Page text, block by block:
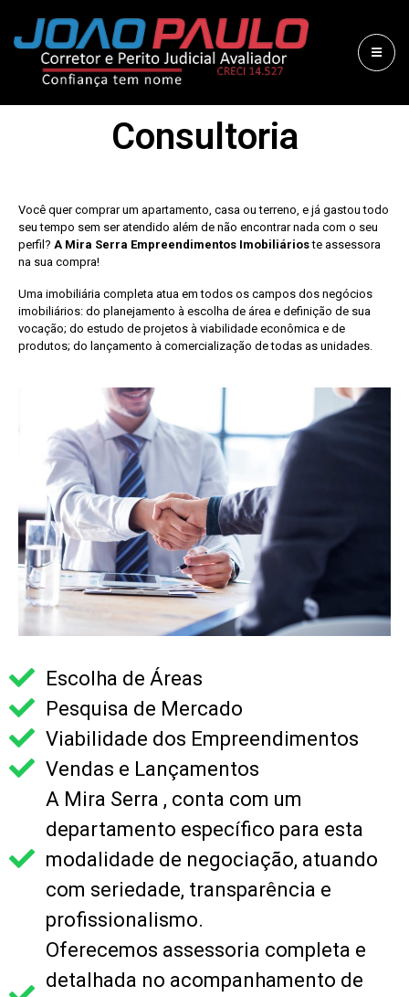
Consultoria
Você quer comprar um apartamento, casa ou terreno, e já gastou todo
seu tempo sem ser atendido além de não encontrar nada com o seu
perfil? A Mira Serra Empreendimentos Imobiliárioste assessora
na sua compra!
Uma imobiliária completa atua em todos os campos dos negócios
imobiliários: do planejamento à escolha de área e definição de sua
vocação; do estudo de projetos à viabilidade econômica e de
produtos; do lançamento à comercialização de todas as unidades.
Escolha de Áreas
Pesquisa de Mercado
Viabilidade dos Empreendimentos
Vendas e Lançamentos
A Mira Serra , conta com um
departamento específico para esta
modalidade de negociação, atuando
com seriedade, transparência e
profissionalismo.
Oferecemos assessoria completa e
detalhada no acompanhamento de